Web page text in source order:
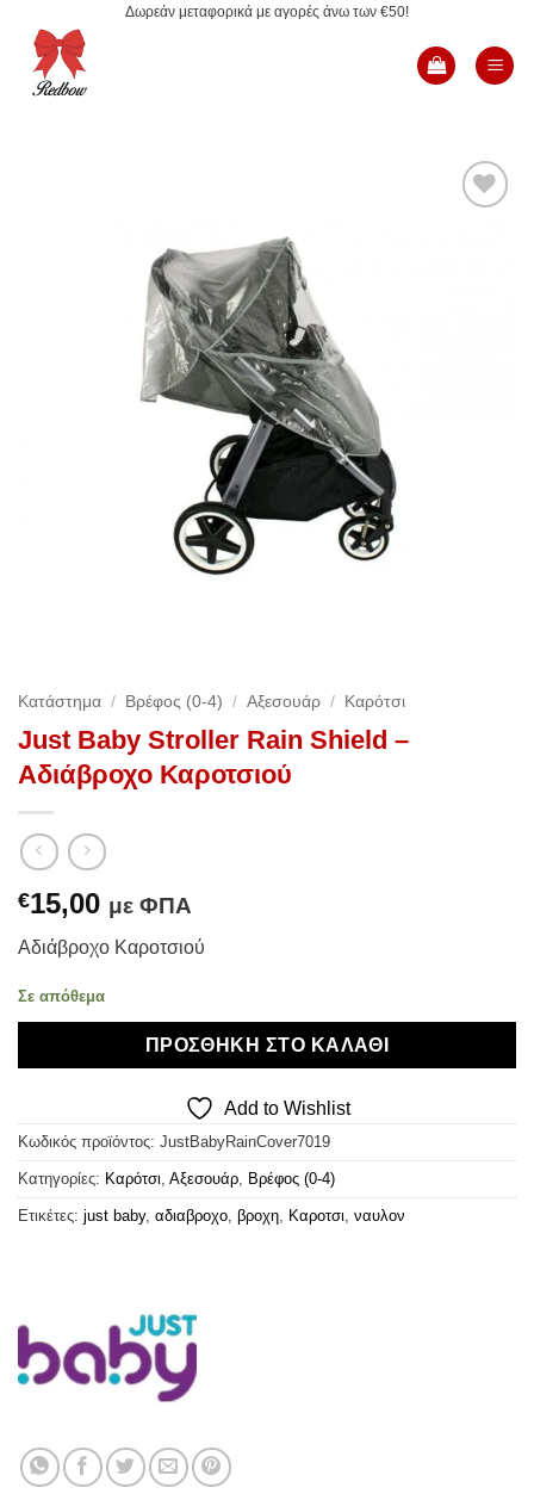
περιεχόμενο
Δωρεάν μεταφορικά με αγορές άνω των €50!
Κατάστημα / Βρέφος (0-4) / Αξεσουάρ / Καρότσι
Just Baby Stroller Rain Shield –
Αδιάβροχο Καροτσιού
€15,00 με ΦΠΑ
Αδιάβροχο Καροτσιού
Σε απόθεμα
ΠΡΟΣΘΉΚΗ ΣΤΟ ΚΑΛΆΘΙ
Add to Wishlist
Κωδικός προϊόντος: JustBabyRainCover7019
Κατηγορίες: Καρότσι Αξεσουάρ Βρέφος (0-4)
Ετικέτες: just baby, αδιαβροχο βροχη Καροτσι ναυλον